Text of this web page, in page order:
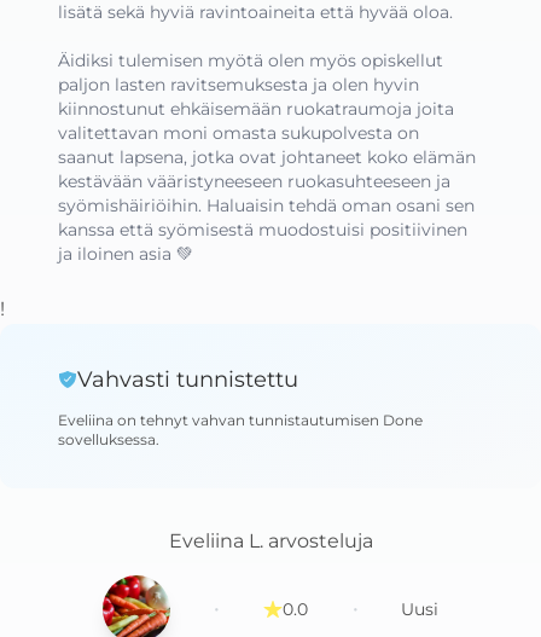
lisätä sekä hyviä ravintoaineita että hyvää oloa.
Äidiksi tulemisen myötä olen myös opiskellut
paljon lasten ravitsemuksesta ja olen hyvin
kiinnostunut ehkäisemään ruokatraumoja joita
valitettavan moni omasta sukupolvesta on
saanut lapsena, jotka ovat johtaneet koko elämän
kestävään vääristyneeseen ruokasuhteeseen ja
syömishäiriöihin. Haluaisin tehdä oman osani sen
kanssa että syömisestä muodostuisi positiivinen
ja iloinen asia 💚
!
Vahvasti tunnistettu
Eveliina on tehnyt vahvan tunnistautumisen Done
sovelluksessa.
Eveliina L. arvosteluja
· 0.0 · Uusi